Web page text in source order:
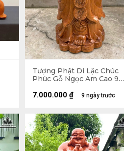
Tượng Phật Di Lặc Chúc
Phúc Gỗ Ngọc Am Cao 90
9 ngày trước
7.000.000 ₫